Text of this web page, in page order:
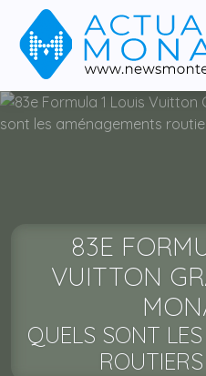
83E
VUITTON
QUELS SONT